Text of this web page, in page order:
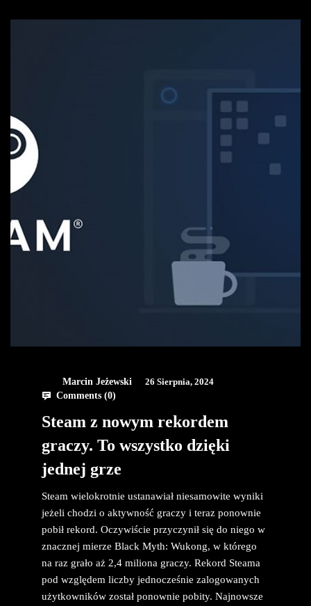
Marcin Jeżewski
26 Sierpnia, 2024
Comments (0)
Steam z nowym rekordem
graczy. To wszystko dzięki
jednej grze
Steam wielokrotnie ustanawiał niesamowite wyniki
jeżeli chodzi o aktywność graczy i teraz ponownie
pobił rekord. Oczywiście przyczynił się do niego w
znacznej mierze Black Myth: Wukong, w którego
na raz grało aż 2,4 miliona graczy. Rekord Steama
pod względem liczby jednocześnie zalogowanych
użytkowników został ponownie pobity. Najnowsze